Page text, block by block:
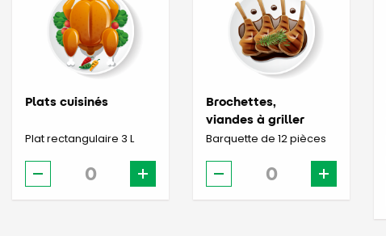
Plats cuisinés
Plat rectangulaire 3 L
Brochettes,
viandes à griller
Barquette de 12 pièces